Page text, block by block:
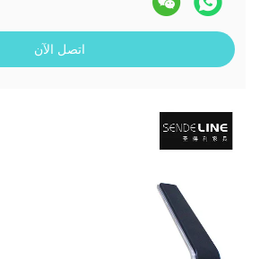
اتصل الآن